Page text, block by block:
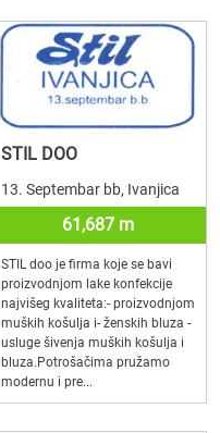
STIL DOO
13. Septembar bb, Ivanjica
61,687 m
STIL doo je firma koje se bavi
proizvodnjom lake konfekcije
najvišeg kvaliteta:- proizvodnjom
muških košulja i- ženskih bluza -
usluge šivenja muških košulja i
bluza.Potrošačima pružamo
modernu i pre...